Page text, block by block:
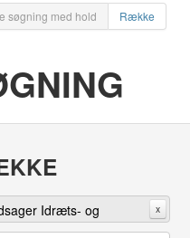
søgning med hold Række
Idræts- og
x